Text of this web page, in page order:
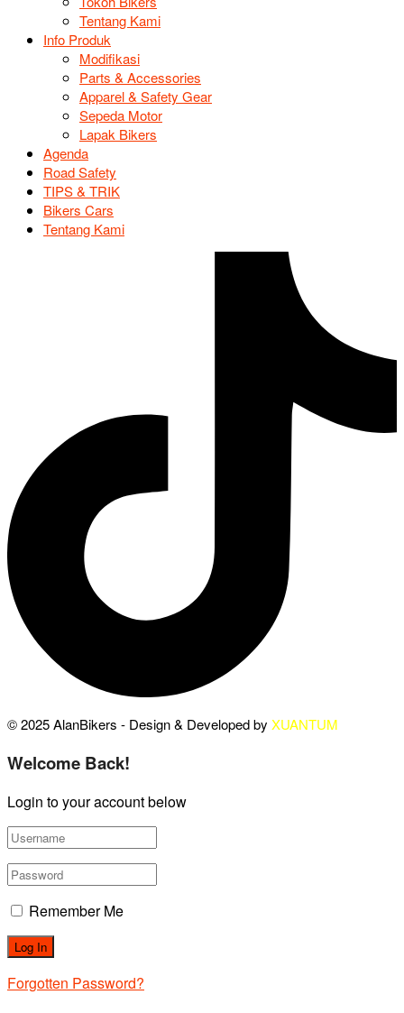
Tentang Kami
Info Produk
Modifikasi
Parts & Accessories
Apparel & Safety Gear
Sepeda Motor
Lapak Bikers
Agenda
Road Safety
TIPS & TRIK
Bikers Cars
Tentang Kami
© 2025 AlanBikers - Design & Developed by XUANTUM
Welcome Back!
Login to your account below
Remember Me
Forgotten Password?